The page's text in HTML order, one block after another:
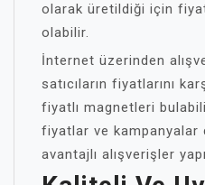
olarak üretildiği için
olabilir.
İnternet üzerinden
satıcıların fiyatlarını
fiyatlı magnetleri
fiyatlar ve kampanyalar
avantajlı alışverişler